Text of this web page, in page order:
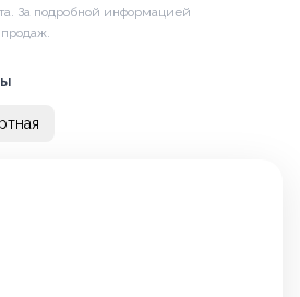
За подробной информацией